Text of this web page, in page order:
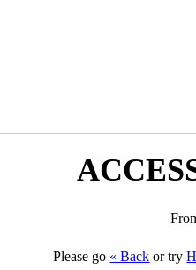
Please go « Back or try